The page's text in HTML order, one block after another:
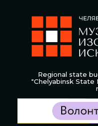
Regional state
"Chelyabinsk State